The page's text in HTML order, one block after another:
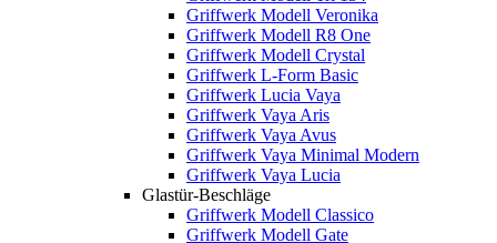
Griffwerk Modell Veronika
Griffwerk Modell R8 One
Griffwerk Modell Crystal
Griffwerk L-Form Basic
Griffwerk Lucia Vaya
Griffwerk Vaya Aris
Griffwerk Vaya Avus
Griffwerk Vaya Minimal Modern
Griffwerk Vaya Lucia
Glastür-Beschläge
Griffwerk Modell Classico
Griffwerk Modell Gate